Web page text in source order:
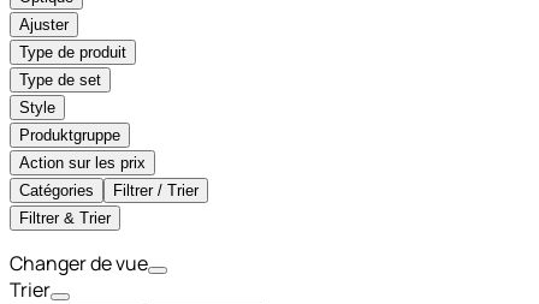
Ajuster
Type de produit
Type de set
Style
Produktgruppe
Action sur les prix
Catégories
Filtrer / Trier
Filtrer & Trier
Changer de vue
Trier